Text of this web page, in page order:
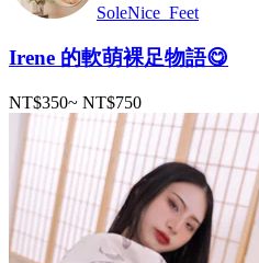
SoleNice_Feet
Irene 的軟萌裸足物語😋
NT$350~ NT$750